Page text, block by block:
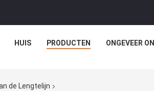
HUIS PRODUCTEN ONGEVEER
de Lengtelijn